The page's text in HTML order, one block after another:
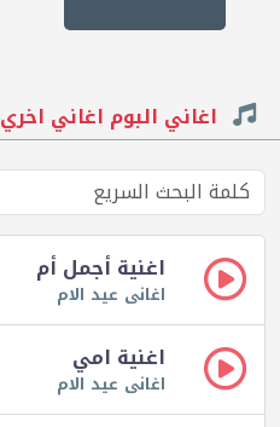
اغاني البوم اغاني اخري
اغنية أجمل أم
اغانى عيد الام
اغنية امي
اغانى عيد الام